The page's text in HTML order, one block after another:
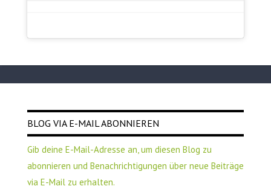
BLOG VIA E-MAIL ABONNIEREN
Gib deine E-Mail-Adresse an, um diesen Blog zu
abonnieren und Benachrichtigungen über neue Beiträge
via E-Mail zu erhalten.